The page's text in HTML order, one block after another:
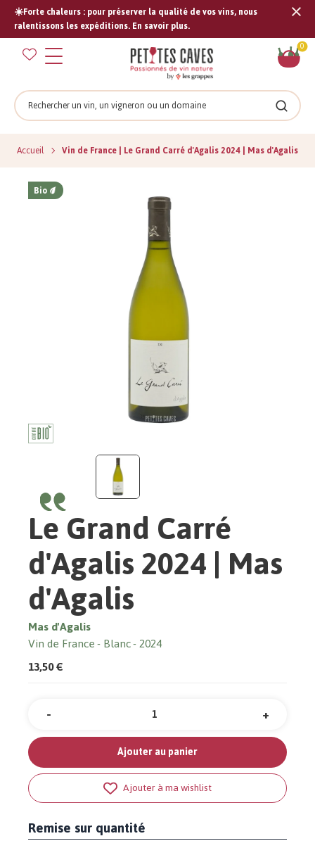
☀️Forte chaleurs : pour préserver la qualité de vos vins, nous
ralentissons les expéditions. En savoir plus.
0
Rechercher
Accueil Vin de France | Le Grand Carré d'Agalis 2024 | Mas d'Agalis
Bio
Le Grand Carré
d'Agalis 2024 | Mas
d'Agalis
Mas d'Agalis
Vin de France Blanc 2024
13,50 €
Quantité +
-
Ajouter au panier
Ajouter à ma wishlist
Remise sur quantité